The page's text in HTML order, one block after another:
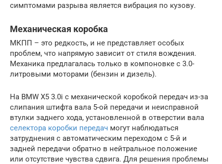
симптомами разрыва является вибрация по кузову.
Механическая коробка
МКПП – это редкость, и не представляет особых
проблем, что напрямую зависит от стиля вождения.
Механика предлагалась только в компоновке с 3.0-
литровыми моторами (бензин и дизель).
На BMW X5 3.0i с механической коробкой передач из-за
слипания штифта вала 5-ой передачи и неисправной
втулки заднего хода, установленной в отверстии вала
селектора коробки передач могут наблюдаться
затруднения с автоматическим переходом с 5-й и
задней передачи обратно в нейтральное положение
или отсутствие чувства сдвига. Для решения проблемы